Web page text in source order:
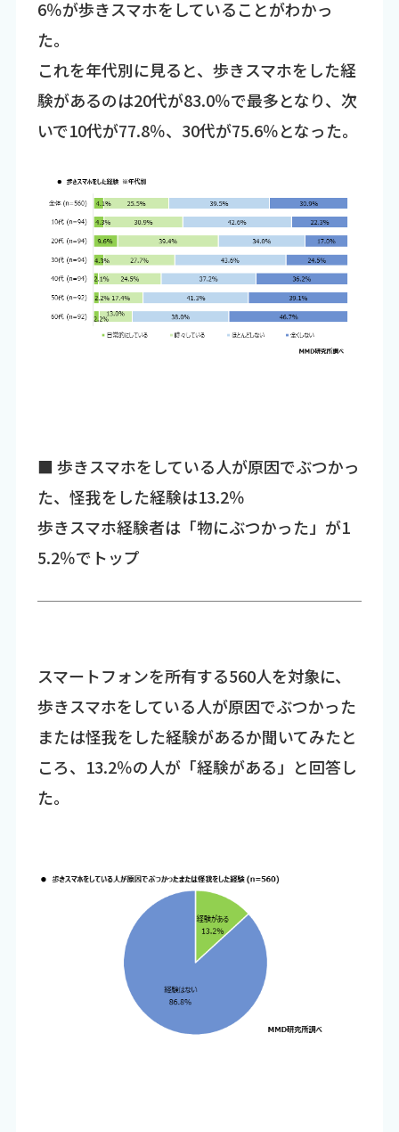
6％が歩きスマホをしていることがわかっ
た。
これを年代別に見ると、歩きスマホをした経
験があるのは20代が83.0％で最多となり、次
いで10代が77.8％、30代が75.6％となった。
■ 歩きスマホをしている人が原因でぶつかっ
た、怪我をした経験は13.2％
歩きスマホ経験者は「物にぶつかった」が1
5.2％でトップ
スマートフォンを所有する560人を対象に、
歩きスマホをしている人が原因でぶつかった
または怪我をした経験があるか聞いてみたと
ころ、13.2％の人が「経験がある」と回答し
た。